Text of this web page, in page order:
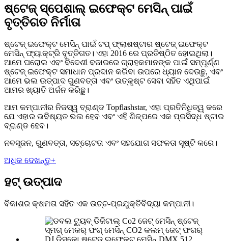
ଷ୍ଟେଜ୍ ସ୍ପେଶାଲ୍ ଇଫେକ୍ଟ ମେସିନ୍ ପାଇଁ
ବୃତ୍ତିଗତ ନିର୍ମାତା
ଷ୍ଟେଜ୍ ଇଫେକ୍ଟ ମେସିନ୍ ପାଇଁ ଟପ୍ ଫ୍ଲାଶଷ୍ଟାର ଷ୍ଟେଜ୍ ଇଫେକ୍ଟ
ମେସିନ୍ ଫ୍ୟାକ୍ଟ୍ରି ବୃତ୍ତିଗତ। ଏହା 2016 ରେ ପ୍ରତିଷ୍ଠିତ ହୋଇଥିଲା।
ଆମେ ଘରୋଇ ଏବଂ ବିଦେଶୀ ବଜାରରେ ଗ୍ରାହକମାନଙ୍କ ପାଇଁ ସମ୍ପୂର୍ଣ୍ଣ
ଷ୍ଟେଜ୍ ଇଫେକ୍ଟ ସମାଧାନ ପ୍ରଦାନ କରିବା ଉପରେ ଧ୍ୟାନ ଦେଉଛୁ, ଏବଂ
ଆମେ ଭଲ ଉତ୍ପାଦ ଗୁଣବତ୍ତା ଏବଂ ଉତ୍କୃଷ୍ଟ ସେବା ସହିତ ଏଥିପାଇଁ
ଆମର ଖ୍ୟାତି ଅର୍ଜନ କରିଛୁ।
ଆମ କମ୍ପାନୀର ନିଜସ୍ୱ ବ୍ରାଣ୍ଡ Topflashstar, ଏହା ପ୍ରତିନିଧିତ୍ୱ କରେ
ଯେ ଏହାର ଭବିଷ୍ୟତ ଭଲ ହେବ ଏବଂ ଏହି ଶିଳ୍ପରେ ଏକ ପ୍ରସିଦ୍ଧ ଷ୍ଟାର
ବ୍ରାଣ୍ଡ ହେବ।
ନବସୃଜନ, ଗୁଣବତ୍ତା, ସଚ୍ଚୋଟତା ଏବଂ ସହଯୋଗ ସଫଳତା ସୃଷ୍ଟି କରେ।
ଅଧିକ ଦେଖନ୍ତୁ+
ହଟ୍ ଉତ୍ପାଦ
ବିକାଶର କ୍ଷମତା ସହିତ ଏକ ଉଚ୍ଚ-ପ୍ରଯୁକ୍ତିବିଦ୍ୟା କମ୍ପାନୀ।